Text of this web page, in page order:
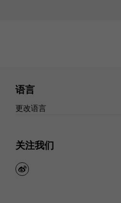
语言
更改语言
关注我们
weibo